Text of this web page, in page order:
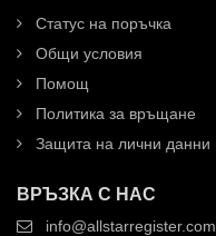
Статус на поръчка
Общи условия
Помощ
Политика за връщане
Защита на лични данни
ВРЪЗКА С НАС
info@allstarregister.com